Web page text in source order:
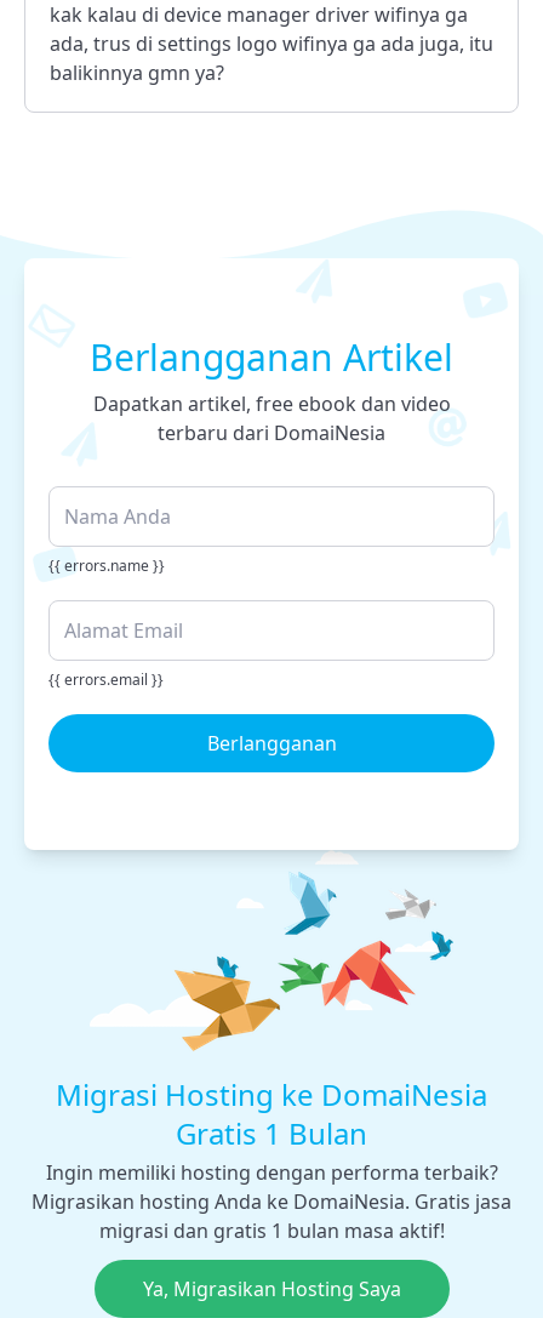
kak kalau di device manager driver wifinya ga
ada, trus di settings logo wifinya ga ada juga, itu
balikinnya gmn ya?
Berlangganan Artikel
Dapatkan artikel, free ebook dan video
terbaru dari DomaiNesia
{{ errors.name }}
{{ errors.email }}
Berlangganan
Migrasi Hosting ke DomaiNesia
Gratis 1 Bulan
Ingin memiliki hosting dengan performa terbaik?
Migrasikan hosting Anda ke DomaiNesia. Gratis jasa
migrasi dan gratis 1 bulan masa aktif!
Ya, Migrasikan Hosting Saya